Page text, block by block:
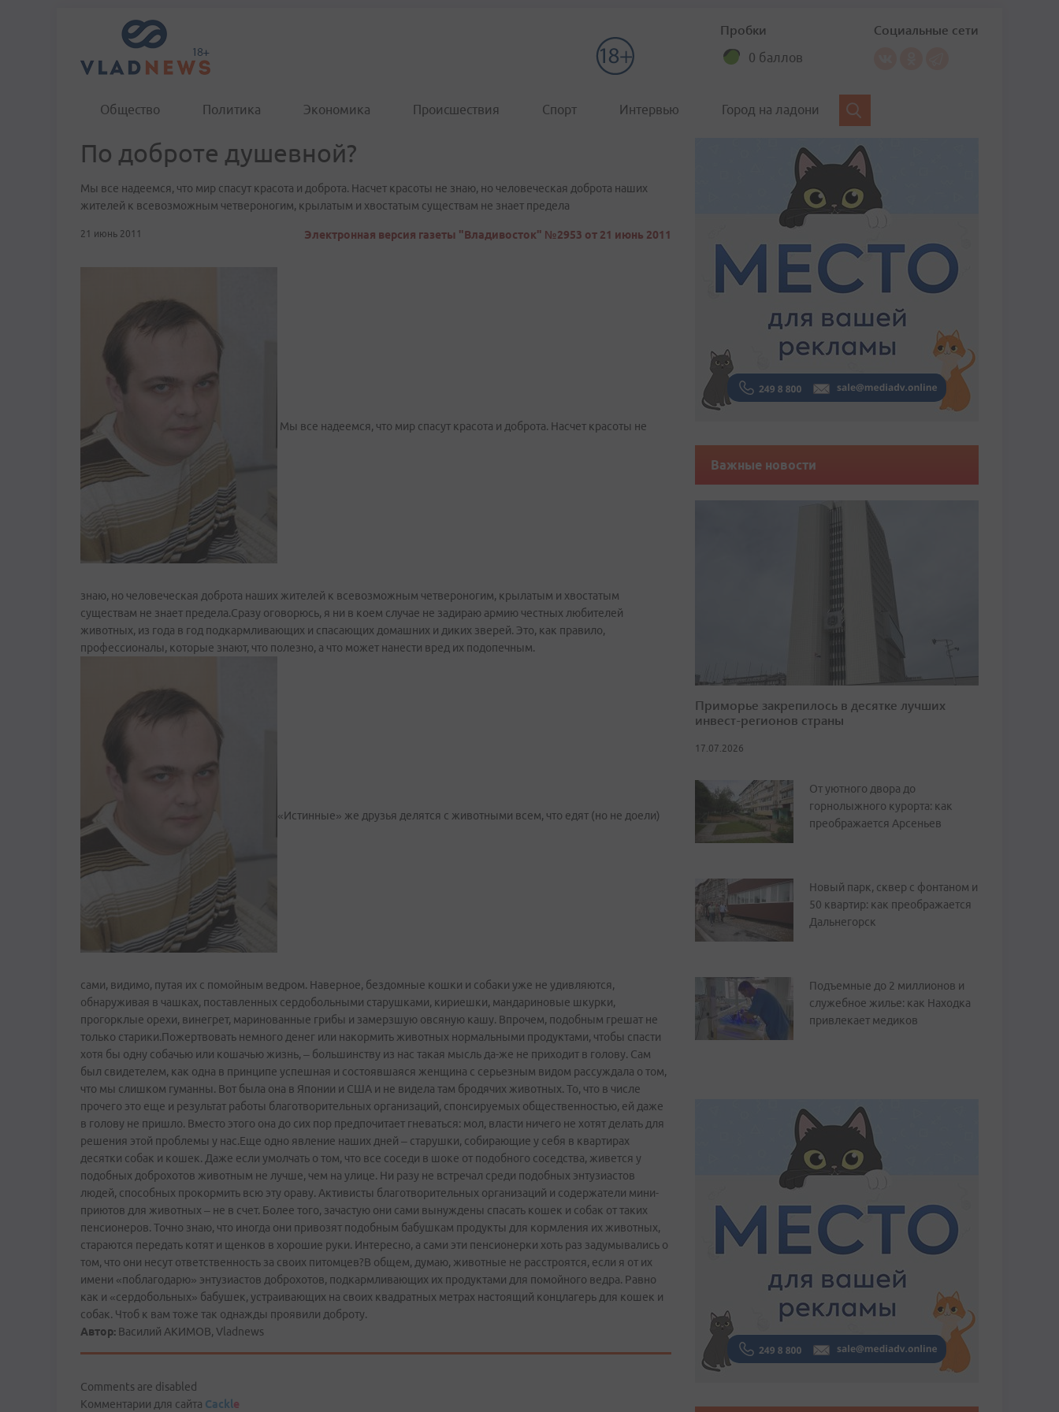
Пробки
0 баллов
Социальные сети
Общество Политика Экономика Происшествия Спорт Интервью Город на ладони
По доброте душевной?
Мы все надеемся, что мир спасут красота и доброта. Насчет красоты не знаю, но человеческая доброта наших
жителей к всевозможным четвероногим, крылатым и хвостатым существам не знает предела
21 июнь 2011 Электронная версия газеты "Владивосток" №2953 от 21 июнь 2011
Мы все надеемся, что мир спасут красота и доброта. Насчет красоты не
знаю, но человеческая доброта наших жителей к всевозможным четвероногим, крылатым и хвостатым
существам не знает предела.Сразу оговорюсь, я ни в коем случае не задираю армию честных любителей
животных, из года в год подкармливающих и спасающих домашних и диких зверей. Это, как правило,
профессионалы, которые знают, что полезно, а что может нанести вред их подопечным.
«Истинные» же друзья делятся с животными всем, что едят (но не доели)
сами, видимо, путая их с помойным ведром. Наверное, бездомные кошки и собаки уже не удивляются,
обнаруживая в чашках, поставленных сердобольными старушками, кириешки, мандариновые шкурки,
прогорклые орехи, винегрет, маринованные грибы и замерзшую овсяную кашу. Впрочем, подобным грешат не
только старики.Пожертвовать немного денег или накормить животных нормальными продуктами, чтобы спасти
хотя бы одну собачью или кошачью жизнь, – большинству из нас такая мысль да-же не приходит в голову. Сам
был свидетелем, как одна в принципе успешная и состоявшаяся женщина с серьезным видом рассуждала о том,
что мы слишком гуманны. Вот была она в Японии и США и не видела там бродячих животных. То, что в числе
прочего это еще и результат работы благотворительных организаций, спонсируемых общественностью, ей даже
в голову не пришло. Вместо этого она до сих пор предпочитает гневаться: мол, власти ничего не хотят делать для
решения этой проблемы у нас.Еще одно явление наших дней – старушки, собирающие у себя в квартирах
десятки собак и кошек. Даже если умолчать о том, что все соседи в шоке от подобного соседства, живется у
подобных доброхотов животным не лучше, чем на улице. Ни разу не встречал среди подобных энтузиастов
людей, способных прокормить всю эту ораву. Активисты благотворительных организаций и содержатели мини-
приютов для животных – не в счет. Более того, зачастую они сами вынуждены спасать кошек и собак от таких
пенсионеров. Точно знаю, что иногда они привозят подобным бабушкам продукты для кормления их животных,
стараются передать котят и щенков в хорошие руки. Интересно, а сами эти пенсионерки хоть раз задумывались о
том, что они несут ответственность за своих питомцев?В общем, думаю, животные не расстроятся, если я от их
имени «поблагодарю» энтузиастов доброхотов, подкармливающих их продуктами для помойного ведра. Равно
как и «сердобольных» бабушек, устраивающих на своих квадратных метрах настоящий концлагерь для кошек и
собак. Чтоб к вам тоже так однажды проявили доброту.
Автор: Василий АКИМОВ, Vladnews
Comments are disabled
Комментарии для сайта Cackle
Важные новости
Приморье закрепилось в десятке лучших
инвест-регионов страны
17.07.2026
От уютного двора до
горнолыжного курорта: как
преображается Арсеньев
Новый парк, сквер с фонтаном и
50 квартир: как преображается
Дальнегорск
Подъемные до 2 миллионов и
служебное жилье: как Находка
привлекает медиков